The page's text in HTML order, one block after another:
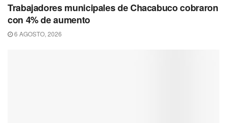
Trabajadores municipales de Chacabuco cobraron
con 4% de aumento
6 AGOSTO, 2026